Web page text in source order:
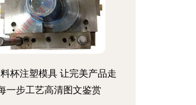
杯注塑模具 让完美产品走
一步工艺高清图文鉴赏